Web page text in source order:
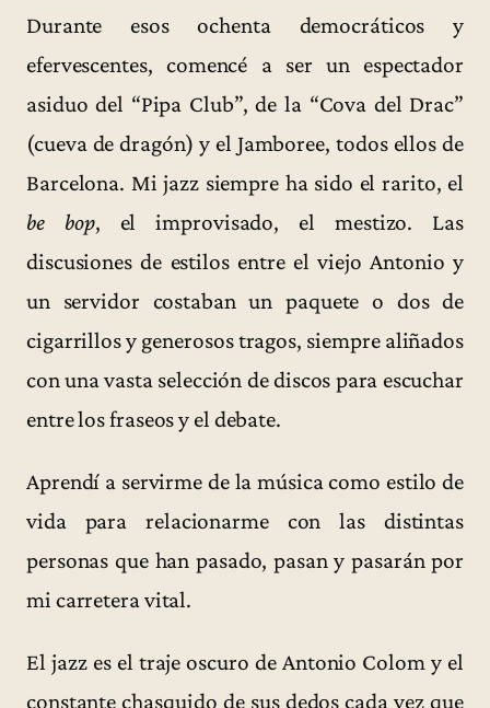
Durante esos ochenta democráticos y
efervescentes, comencé a ser un espectador
asiduo del “Pipa Club”, de la “Cova del Drac”
(cueva de dragón) y el Jamboree, todos ellos de
Barcelona. Mi jazz siempre ha sido el rarito, el
be bop, el improvisado, el mestizo. Las
discusiones de estilos entre el viejo Antonio y
un servidor costaban un paquete o dos de
cigarrillos y generosos tragos, siempre aliñados
con una vasta selección de discos para escuchar
entre los fraseos y el debate.
Aprendí a servirme de la música como estilo de
vida para relacionarme con las distintas
personas que han pasado, pasan y pasarán por
mi carretera vital.
El jazz es el traje oscuro de Antonio Colom y el
constante chasquido de sus dedos cada vez que